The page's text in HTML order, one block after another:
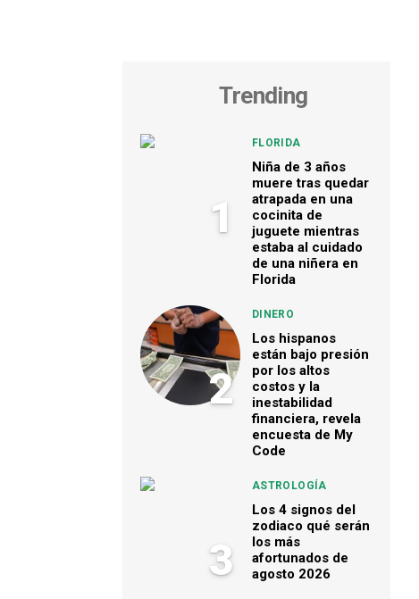
Trending
1
FLORIDA
Niña de 3 años
muere tras quedar
atrapada en una
cocinita de
juguete mientras
estaba al cuidado
de una niñera en
Florida
2
DINERO
Los hispanos
están bajo presión
por los altos
costos y la
inestabilidad
financiera, revela
encuesta de My
Code
3
ASTROLOGÍA
Los 4 signos del
zodiaco qué serán
los más
afortunados de
agosto 2026